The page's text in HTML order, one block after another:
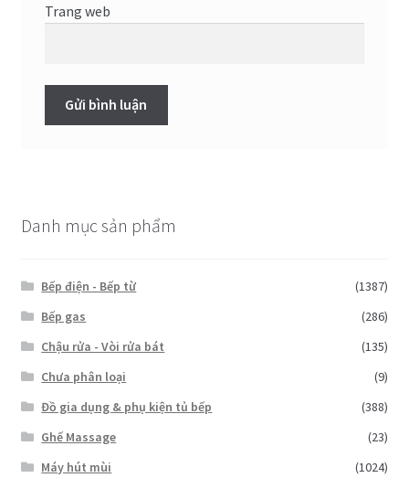
Trang web
Danh mục sản phẩm
Bếp điện - Bếp từ
(1387)
Bếp gas
(286)
Chậu rửa - Vòi rửa bát
(135)
Chưa phân loại
(9)
Đồ gia dụng & phụ kiện tủ bếp
(388)
Ghế Massage
(23)
Máy hút mùi
(1024)